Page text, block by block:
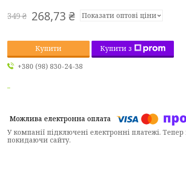
349 ₴ 268,73 ₴ Показати оптові ціни
Купити
Купити з
+380 (98) 830-24-38
У компанії підключені електронні платежі.
покидаючи сайту.